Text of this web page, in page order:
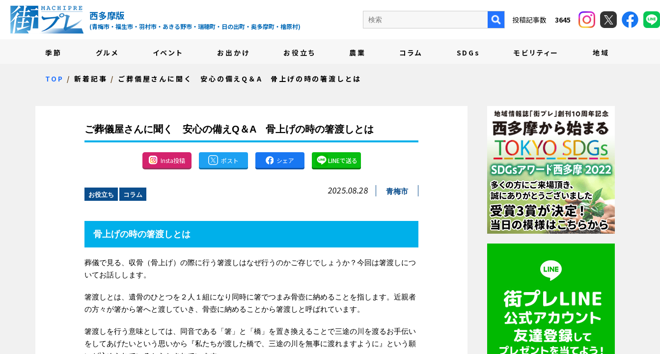
街プレ -東京・西多摩の地域情報サイト-
西多摩版
(青梅市・福生市・羽村市・あきる野市・瑞穂町・日の出町・奥多摩町・檜原村)
季節 グルメ イベント お出かけ お役立ち 農業 コラム SDGs モビリティー 地域
投稿記事数 3645
TOP 新着記事 ご葬儀屋さんに聞く 安心の備えQ＆A 骨上げの時の箸渡しとは
ご葬儀屋さんに聞く 安心の備えQ＆A 骨上げの時の箸渡しとは
Insta投稿 ポスト シェア LINEで送る
お役立ち コラム 2025.08.28 青梅市
骨上げの時の箸渡しとは
葬儀で見る、収骨（骨上げ）の際に行う箸渡しはなぜ行うのかご存じでしょうか？今回は箸渡しにつ
いてお話しします。
箸渡しとは、遺骨のひとつを２人１組になり同時に箸でつまみ骨壺に納めることを指します。近親者
の方々が箸から箸へと渡していき、骨壺に納めることから箸渡しと呼ばれています。
箸渡しを行う意味としては、同音である「箸」と「橋」を置き換えることで三途の川を渡るお手伝い
をしてあげたいという思いから『私たちが渡した橋で、三途の川を無事に渡れますように』という願